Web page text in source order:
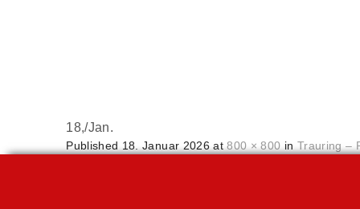
18,/Jan.
Published 18. Januar 2026at800 × 800 in Trauring –